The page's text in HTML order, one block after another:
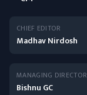
CHIEF EDITOR
Madhav Nirdosh
MANAGING DIRECTOR
Bishnu GC